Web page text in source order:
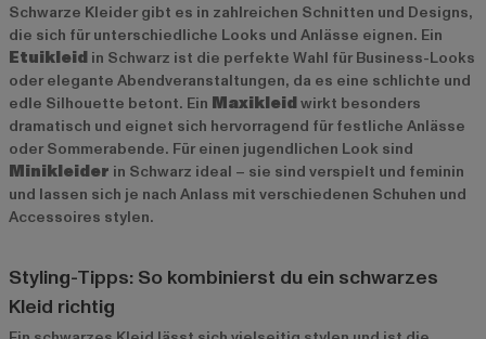
Schwarze Kleider gibt es in zahlreichen Schnitten und Designs,
die sich für unterschiedliche Looks und Anlässe eignen. Ein
Etuikleid in Schwarz ist die perfekte Wahl für Business-Looks
oder elegante Abendveranstaltungen, da es eine schlichte und
edle Silhouette betont. Ein Maxikleidwirkt besonders
dramatisch und eignet sich hervorragend für festliche Anlässe
oder Sommerabende. Für einen jugendlichen Look sind
Minikleider in Schwarz ideal – sie sind verspielt und feminin
und lassen sich je nach Anlass mit verschiedenen Schuhen und
Accessoires stylen.
Styling-Tipps: So kombinierst du ein schwarzes
Kleid richtig